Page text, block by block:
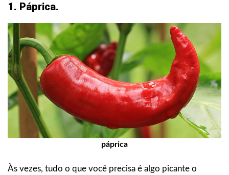
1. Páprica.
páprica
Às vezes, tudo o que você precisa é algo picante o